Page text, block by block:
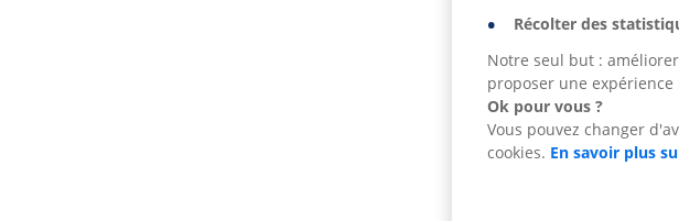
Récolter des
Notre seul but :
proposer une
Ok pour vous ?
Vous pouvez changer
cookies. En savoir plus